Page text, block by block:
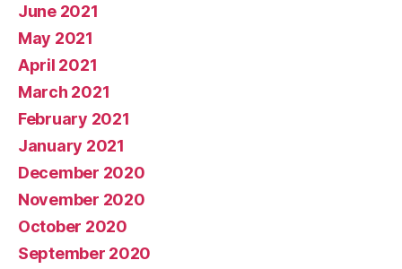
June 2021
May 2021
April 2021
March 2021
February 2021
January 2021
December 2020
November 2020
October 2020
September 2020